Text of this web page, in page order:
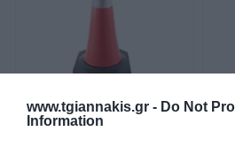
www.tgiannakis.gr - Do Not
Information
Κώνος σήμανσης 100cm